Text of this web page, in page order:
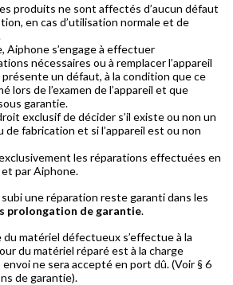
produits ne sont affectés d’aucun défaut
en cas d’utilisation normale et de
Aiphone s’engage à effectuer
nécessaires ou à remplacer l’appareil
un défaut, à la condition que ce
lors de l’examen de l’appareil et que
garantie.
exclusif de décider s’il existe ou non un
fabrication et si l’appareil est ou non
les réparations effectuées en
par Aiphone.
une réparation reste garanti dans les
prolongation de garantie.
matériel défectueux s’effectue à la
du matériel réparé est à la charge
envoi ne sera accepté en port dû. (Voir § 6
de garantie).